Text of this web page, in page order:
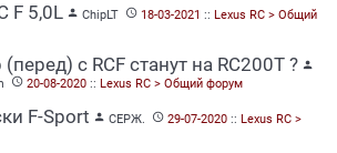
F 5,0L  ChipLT  18-03-2021 :: Lexus RC > Общий
с RCF станут на RC200T ? 
 20-08-2020 :: Lexus RC > Общий форум
F-Sport  СЕРЖ.  29-07-2020 :: Lexus RC >